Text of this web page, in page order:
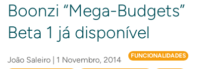
Boonzi “Mega-Budgets”
Beta 1 já disponível
João Saleiro | 1 Novembro, 2014 FUNCIONALIDADES